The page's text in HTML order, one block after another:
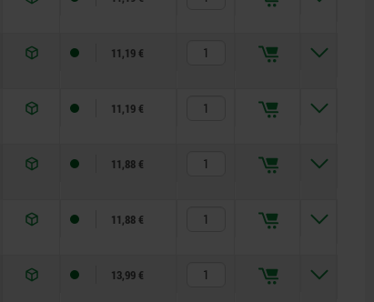
13,5 11,19 €
13,5 11,19 €
17,2 11,88 €
17,2 11,88 €
22,2 13,99 €